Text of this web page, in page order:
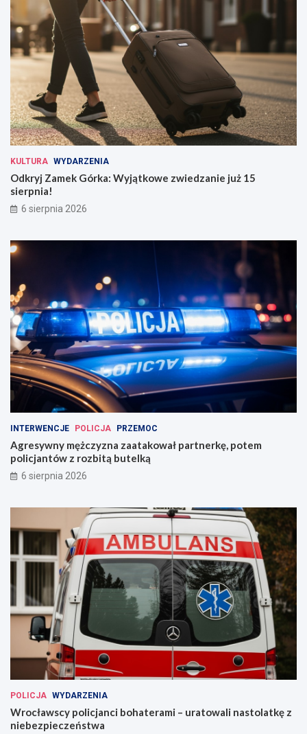
KULTURA WYDARZENIA
Odkryj Zamek Górka: Wyjątkowe zwiedzanie już 15
sierpnia!
6 sierpnia 2026
INTERWENCJE POLICJA PRZEMOC
Agresywny mężczyzna zaatakował partnerkę, potem
policjantów z rozbitą butelką
6 sierpnia 2026
POLICJA WYDARZENIA
Wrocławscy policjanci bohaterami – uratowali nastolatkę z
niebezpieczeństwa